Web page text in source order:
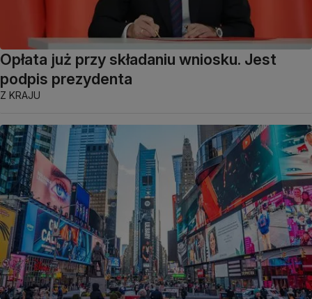
Opłata już przy składaniu wniosku. Jest
podpis prezydenta
Z KRAJU